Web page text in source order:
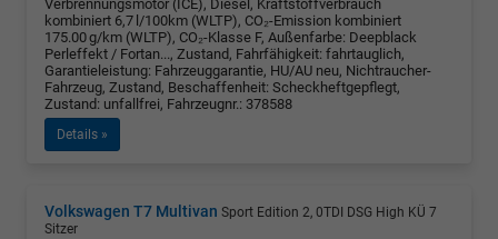
Verbrennungsmotor (ICE), Diesel, Kraftstoffverbrauch
kombiniert 6,7 l/100km (WLTP), CO₂-Emission kombiniert
175.00 g/km (WLTP), CO₂-Klasse F, Außenfarbe: Deepblack
Perleffekt / Fortan..., Zustand, Fahrfähigkeit: fahrtauglich,
Garantieleistung: Fahrzeuggarantie, HU/AU neu, Nichtraucher-
Fahrzeug, Zustand, Beschaffenheit: Scheckheftgepflegt,
Zustand: unfallfrei, Fahrzeugnr.: 378588
Details »
Volkswagen T7 Multivan Sport Edition 2, 0TDI DSG High KÜ 7
Sitzer